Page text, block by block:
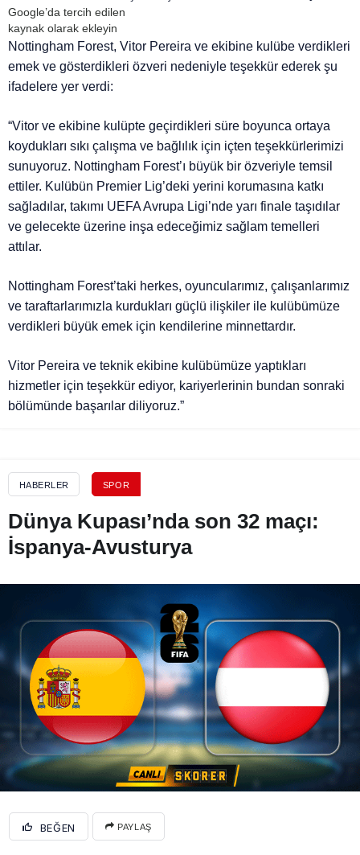
Google’da tercih edilen
kaynak olarak ekleyin
Nottingham Forest, Vitor Pereira ve ekibine kulübe verdikleri
emek ve gösterdikleri özveri nedeniyle teşekkür ederek şu
ifadelere yer verdi:
“Vitor ve ekibine kulüpte geçirdikleri süre boyunca ortaya
koydukları sıkı çalışma ve bağlılık için içten teşekkürlerimizi
sunuyoruz. Nottingham Forest’ı büyük bir özveriyle temsil
ettiler. Kulübün Premier Lig’deki yerini korumasına katkı
sağladılar, takımı UEFA Avrupa Ligi’nde yarı finale taşıdılar
ve gelecekte üzerine inşa edeceğimiz sağlam temelleri
attılar.
Nottingham Forest’taki herkes, oyuncularımız, çalışanlarımız
ve taraftarlarımızla kurdukları güçlü ilişkiler ile kulübümüze
verdikleri büyük emek için kendilerine minnettardır.
Vitor Pereira ve teknik ekibine kulübümüze yaptıkları
hizmetler için teşekkür ediyor, kariyerlerinin bundan sonraki
bölümünde başarılar diliyoruz.”
HABERLER SPOR
Dünya Kupası’nda son 32 maçı:
İspanya-Avusturya
BEĞEN PAYLAŞ